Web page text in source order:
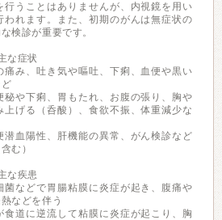
うことはありませんが、内視鏡を用い
われます。また、初期のがんは無症状の
検診が重要です。
な症状
痛み、吐き気や嘔吐、下痢、血便や黒い
秘や下痢、胃もたれ、お腹の張り、胸や
上げる（呑酸）、食欲不振、体重減少な
潜血陽性、肝機能の異常、がん検診など
む）
な疾患
菌などで胃腸粘膜に炎症が起き、腹痛や
などを伴う
食道に逆流して粘膜に炎症が起こり、胸